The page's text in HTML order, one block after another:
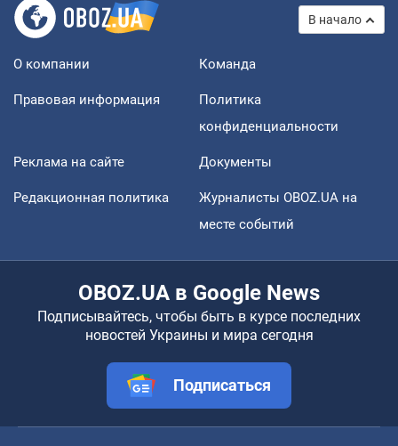
В начало
О компании Команда
Правовая информация
Политика
конфиденциальности
Реклама на сайте Документы
Редакционная политика
Журналисты OBOZ.UA на
месте событий
OBOZ.UA в Google News
Подписывайтесь, чтобы быть в курсе последних
новостей Украины и мира сегодня
Подписаться